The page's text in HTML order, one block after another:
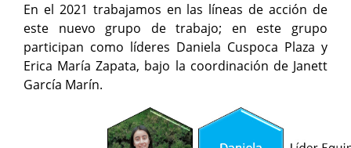
En el 2021 trabajamos en las líneas de acción de
este nuevo grupo de trabajo; en este grupo
participan como líderes Daniela Cuspoca Plaza y
Erica María Zapata, bajo la coordinación de Janett
García Marín.